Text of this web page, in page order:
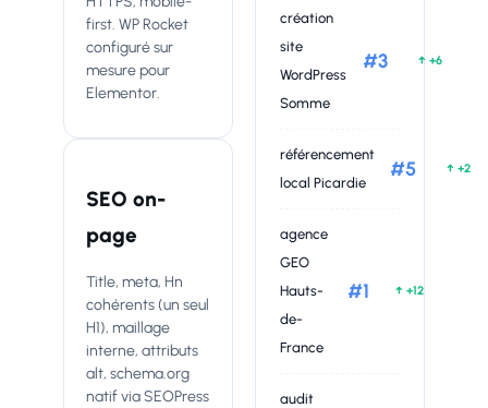
first. WP Rocket
configuré sur
mesure pour
Elementor.
SEO on-
page
Title, meta, Hn
cohérents (un seul
H1), maillage
interne, attributs
alt, schema.org
natif via SEOPress
création
site
WordPress
Somme
#3 ↑ +6
référencement
local Picardie
#5 ↑ +2
agence
GEO
Hauts-
de-
France
#1 ↑ +12
audit